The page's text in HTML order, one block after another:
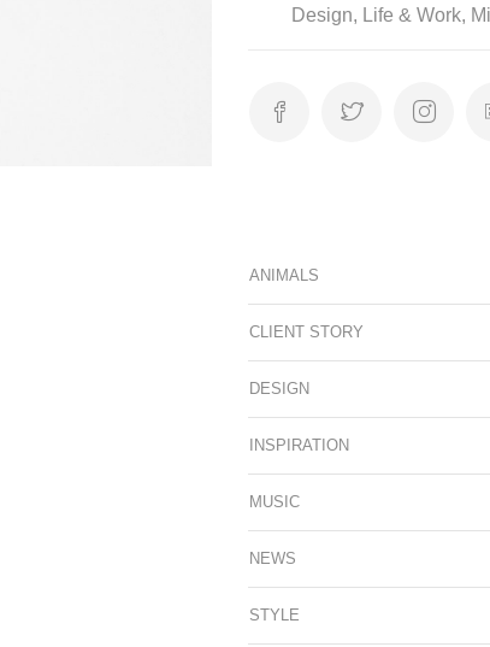
Design, Life & Work,
ANIMALS
CLIENT STORY
DESIGN
INSPIRATION
MUSIC
NEWS
STYLE